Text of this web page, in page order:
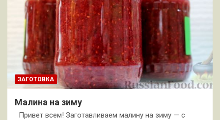
ЗАГОТОВКА
Малина на зиму
Привет всем! Заготавливаем малину на зиму — с